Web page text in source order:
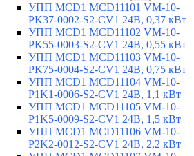
УПП MCD1 MCD11101 VM-10-
PK37-0002-S2-CV1 24В, 0,37 кВт
УПП MCD1 MCD11102 VM-10-
PK55-0003-S2-CV1 24В, 0,55 кВт
УПП MCD1 MCD11103 VM-10-
PK75-0004-S2-CV1 24В, 0,75 кВт
УПП MCD1 MCD11104 VM-10-
P1K1-0006-S2-CV1 24В, 1,1 кВт
УПП MCD1 MCD11105 VM-10-
P1K5-0009-S2-CV1 24В, 1,5 кВт
УПП MCD1 MCD11106 VM-10-
P2K2-0012-S2-CV1 24В, 2,2 кВт